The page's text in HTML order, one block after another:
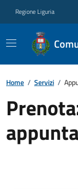
Regione Liguria
Home / Servizi /